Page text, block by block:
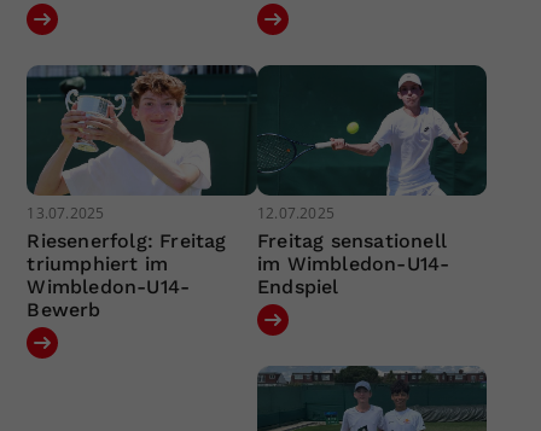
13.07.2025
Riesenerfolg: Freitag
triumphiert im
Wimbledon-U14-
Bewerb
12.07.2025
Freitag sensationell
im Wimbledon-U14-
Endspiel